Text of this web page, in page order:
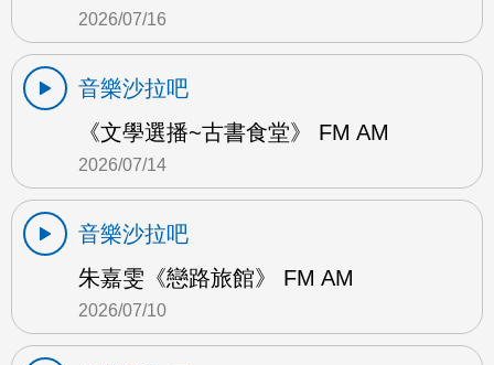
2026/07/16
音樂沙拉吧
《文學選播~古書食堂》 FM AM
2026/07/14
音樂沙拉吧
朱嘉雯《戀路旅館》 FM AM
2026/07/10